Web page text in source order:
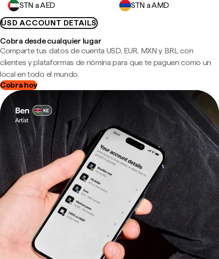
STN a AED
STN a AMD
USD ACCOUNT DETAILS
Cobra desde cualquier lugar
Comparte tus datos de cuenta USD, EUR, MXN y BRL con
clientes y plataformas de nómina para que te paguen como un
local en todo el mundo.
Cobra hoy